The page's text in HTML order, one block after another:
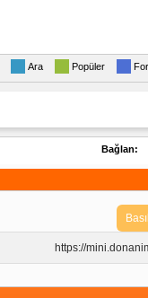
Ara Popüler
Bağlan:
https://